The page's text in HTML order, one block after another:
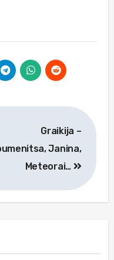
Graikija –
Janina,
Meteorai…